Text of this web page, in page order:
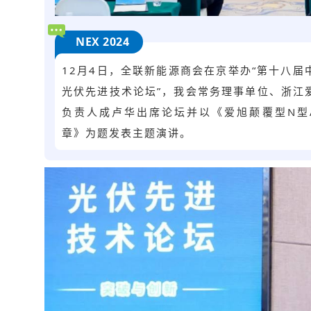
NEX 2024
12月4日，全联新能源商会在京举办“第十八
光伏先进技术论坛”，我会常务理事单位、浙
负责人成卢华出席论坛并以《爱旭颠覆型N
章》为题发表主题演讲。